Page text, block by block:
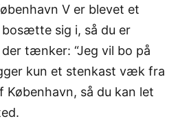
V er blevet et
sig i, så du er
tænker: “Jeg vil bo på
kun et stenkast væk fra
København, så du kan let